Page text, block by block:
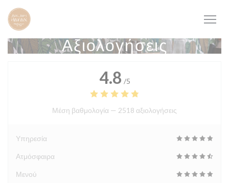
Πίνακας διαχείρισης "Μπισκότων" (Cookies)
Αξιολογήσεις
4.8 /5
Μέση βαθμολογία — 2518 αξιολογήσεις
Υπηρεσία
Ατμόσφαιρα
Μενού